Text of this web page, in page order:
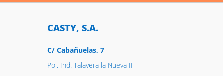
CASTY, S.A.
C/ Cabañuelas, 7
Pol. Ind. Talavera la Nueva II